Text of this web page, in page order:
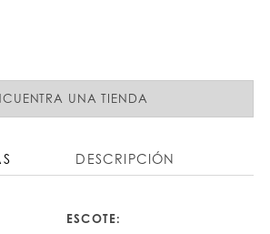
UNA TIENDA
DESCRIPCIÓN
ESCOTE: